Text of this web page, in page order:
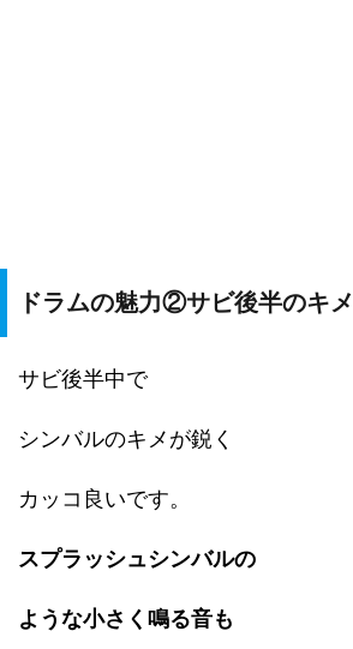
ドラムの魅力②サビ後半のキメ
サビ後半中で
シンバルのキメが鋭く
カッコ良いです。
スプラッシュシンバルの
ような小さく鳴る音も